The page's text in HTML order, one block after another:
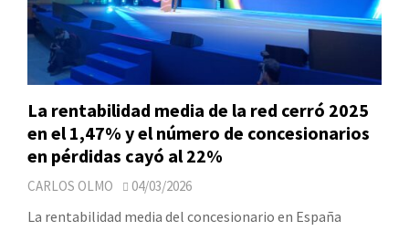
La rentabilidad media de la red cerró 2025
en el 1,47% y el número de concesionarios
en pérdidas cayó al 22%
CARLOS OLMO 04/03/2026
La rentabilidad media del concesionario en España